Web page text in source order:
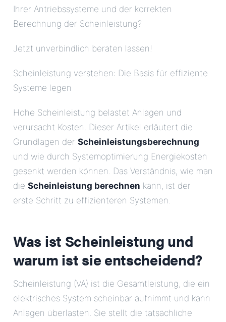
Ihrer Antriebssysteme und der korrekten
Berechnung der Scheinleistung?
Jetzt unverbindlich beraten lassen!
Scheinleistung verstehen: Die Basis für effiziente
Systeme legen
Hohe Scheinleistung belastet Anlagen und
verursacht Kosten. Dieser Artikel erläutert die
Grundlagen der Scheinleistungsberechnung
und wie durch Systemoptimierung Energiekosten
gesenkt werden können. Das Verständnis, wie man
die Scheinleistung berechnen kann, ist der
erste Schritt zu effizienteren Systemen.
Was ist Scheinleistung und
warum ist sie entscheidend?
Scheinleistung (VA) ist die Gesamtleistung, die ein
elektrisches System scheinbar aufnimmt und kann
Anlagen überlasten. Sie stellt die tatsächliche